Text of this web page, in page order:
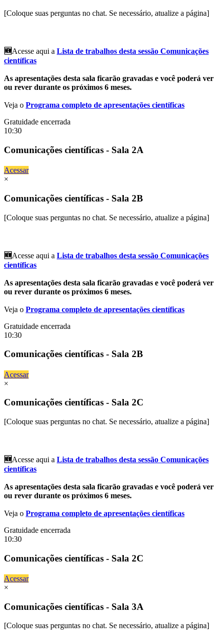
[Coloque suas perguntas no chat. Se necessário, atualize a página]
🆕Acesse aqui a Lista de trabalhos desta sessão Comunicações
científicas
As apresentações desta sala ficarão gravadas e você poderá ver
ou rever durante os próximos 6 meses.
Veja o Programa completo de apresentações científicas
Gratuidade encerrada
10:30
Comunicações científicas - Sala 2A
Acessar
×
Comunicações científicas - Sala 2B
[Coloque suas perguntas no chat. Se necessário, atualize a página]
🆕Acesse aqui a Lista de trabalhos desta sessão Comunicações
científicas
As apresentações desta sala ficarão gravadas e você poderá ver
ou rever durante os próximos 6 meses.
Veja o Programa completo de apresentações científicas
Gratuidade encerrada
10:30
Comunicações científicas - Sala 2B
Acessar
×
Comunicações científicas - Sala 2C
[Coloque suas perguntas no chat. Se necessário, atualize a página]
🆕Acesse aqui a Lista de trabalhos desta sessão Comunicações
científicas
As apresentações desta sala ficarão gravadas e você poderá ver
ou rever durante os próximos 6 meses.
Veja o Programa completo de apresentações científicas
Gratuidade encerrada
10:30
Comunicações científicas - Sala 2C
Acessar
×
Comunicações científicas - Sala 3A
[Coloque suas perguntas no chat. Se necessário, atualize a página]